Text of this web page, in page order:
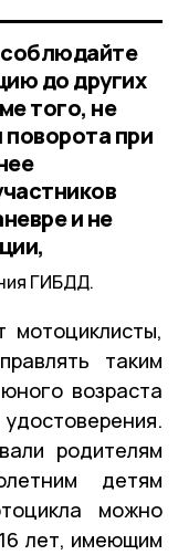
до других
того, не
при
и не
ГИБДД.
таким
возраста
родителям
детям
можно
лет, имеющим